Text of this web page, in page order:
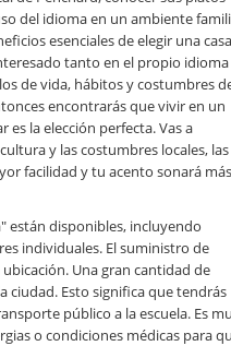
del idioma en un ambiente
esenciales de elegir una casa
tanto en el propio idioma
de vida, hábitos y costumbres
encontrarás que vivir en un
la elección perfecta. Vas a
y las costumbres locales, las
facilidad y tu acento sonará más
están disponibles, incluyendo
individuales. El suministro de
Una gran cantidad de
ciudad. Esto significa que tendrás
público a la escuela. Es
o condiciones médicas para